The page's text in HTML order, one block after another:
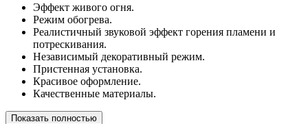
Эффект живого огня.
Режим обогрева.
Реалистичный звуковой эффект горения пламени и
потрескивания.
Независимый декоративный режим.
Пристенная установка.
Красивое оформление.
Качественные материалы.
Показать полностью